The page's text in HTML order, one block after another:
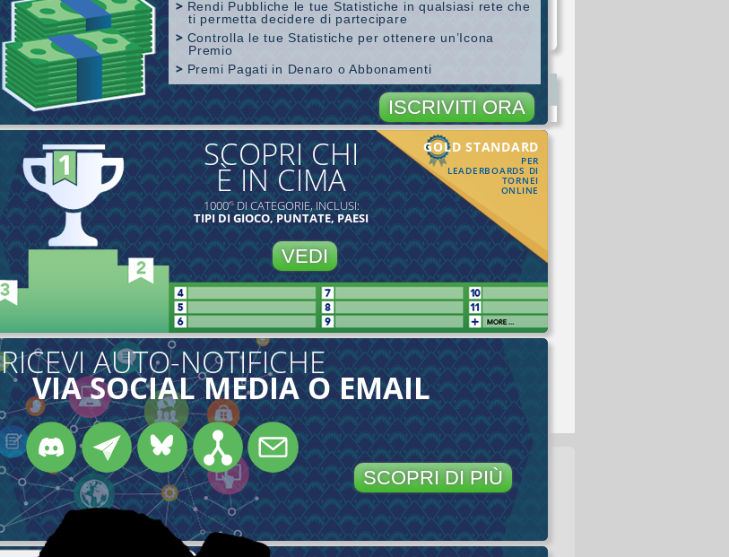
Rendi Pubbliche le tue Statistiche in qualsiasi rete che
ti permetta decidere di partecipare
Controlla le tue Statistiche per ottenere un’Icona
Premio
Premi Pagati in Denaro o Abbonamenti
ISCRIVITI ORA
GOLD STANDARD
PER
LEADERBOARDS DI
TORNEI
ONLINE
SCOPRI CHI
È IN CIMA
1000’SDI CATEGORIE, INCLUSI:
TIPI DI GIOCO, PUNTATE, PAESI
VEDI
RICEVI AUTO-NOTIFICHE
VIA SOCIAL MEDIA O EMAIL
SCOPRI DI PIÙ
Copertura di SharkScope